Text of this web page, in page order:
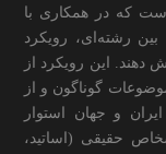
که در همکاری با
رشته‌ای، رویکرد
این رویکرد از
گوناگون و از
و جهان استوار
حقیقی (اساتید،